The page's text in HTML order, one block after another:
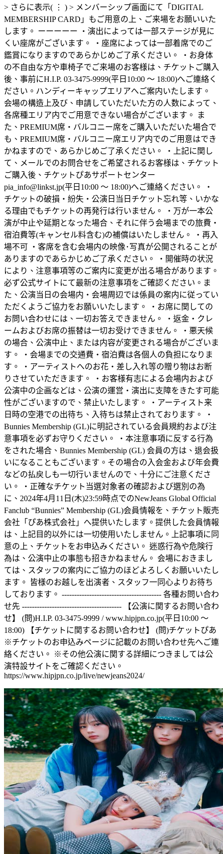
> さらに表示( ⋮ ) > メンバーシップ画面にて「DIGITAL
MEMBERSHIP CARD」もご用意の上、ご来場をお願いいた
します。 ーーーーー ・演出によっては一部ステージが見に
くい座席がございます。 ・座席によっては一部着席でのご
鑑賞になりますのであらかじめご了承ください。 ・お身体
の不自由な方や車椅子でご来場のお客様は、チケットご購入
後、事前にH.I.P. 03-3475-9999(平日10:00 ～ 18:00)へご連絡く
ださい。ハンディーキャップエリアへご案内いたします。
会場の構造上及び、申請していただいた方の人数によって、
各席種エリア内でご用意できない場合がございます。 ま
た、PREMIUM席・バルコニー席をご購入いただいた場合で
も、PREMIUM席・バルコニー席エリア内でのご用意はでき
かねますので、あらかじめご了承ください。 ・上記に関し
て、メールでのお問合せをご希望されるお客様は、チケット
ご購入後、チケットぴあサポートセンター
pia_info@linkst.jp(平日10:00 ～ 18:00)へご連絡ください。 ・
チケットの破損・紛失・公演日当日チケット忘れ等、いかな
る理由でもチケットの再発行は行いません。 ・万が一本公
演が中止や延期となった場合、それに伴う会場までの旅費・
宿泊費等(キャンセル料含む)の補償はいたしません。 ・再入
場不可 ・客席を含む会場内の映像･写真が公開されることが
ありますのであらかじめご了承ください。 ・開催時の状況
により、注意事項等のご案内に変更が出る場合があります。
必ず公式サイトにて最新の注意事項をご確認ください。ま
た、公演当日の会場内・会場周辺では係員の案内に従ってい
ただくようご協力をお願いいたします。 ・お席に関しての
お問い合わせには、一切お答えできません。 ・返金・クレ
ームおよびお席の振替は一切お受けできません。 ・悪天候
の場合、公演中止、または内容が変更される場合がございま
す。 ・会場までの交通費・宿泊費は各個人の負担になりま
す。 ・アーティストへのお花・差し入れ等の贈り物はお断
りさせていただきます。 ・お客様有志による会場内および
公演中の企画などは、公演の運営・演出に支障をきたす可能
性がございますので、禁止いたします。 ・アーティスト来
日時の空港での出待ち、入待ちは禁止されております。 ・
Bunnies Membership (GL)に明記されている会員規約および注
意事項を必ずお守りください。 ・本注意事項に反する行為
をされた場合、Bunnies Membership (GL) 会員の方は、退会扱
いになることもございます。その場合の入会金および年会費
などの払戻しも一切行いませんので、十分にご注意くださ
い。 ・正確なチケット当選対象者の確認および選別の為
に、2024年4月11日(木)23:59時点でのNewJeans Global Official
Fanclub “Bunnies” Membership (GL)会員情報を、チケット販売
会社「ぴあ株式会社」へ提供いたします。提供した会員情報
は、上記目的以外には一切使用いたしません。上記事項に同
意の上、チケットをお申込みください。 迷惑行為や危険行
為は、公演中止の事態も招きかねません。 会場におきまし
ては、スタッフの案内にご協力のほどよろしくお願いいたし
ます。 皆様のお越しを出演者、スタッフ一同心よりお待ち
しております。 ---------------------------------------- 各種お問い合わ
せ先 ---------------------------------------- 【公演に関するお問い合わ
せ】 (問)H.I.P. 03-3475-9999 / www.hipjpn.co.jp(平日10:00 ～
18:00) 【チケットに関するお問い合わせ】 (問)チケットぴあ
※チケットのお申込みページに記載のお問い合わせ先へご連
絡ください。 ※その他公演に関する詳細につきましては公
演特設サイトをご確認ください。
https://www.hipjpn.co.jp/live/newjeans2024/